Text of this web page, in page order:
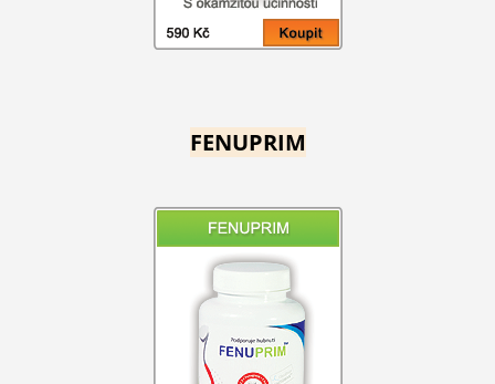
FENUPRIM